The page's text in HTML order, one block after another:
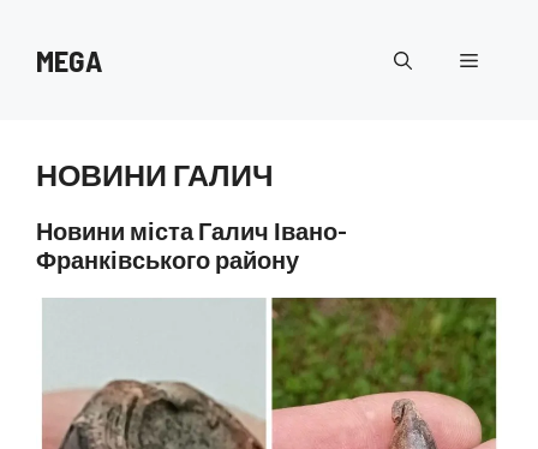
MEGA Меню
НОВИНИ ГАЛИЧ
Новини міста Галич Івано-
Франківського району